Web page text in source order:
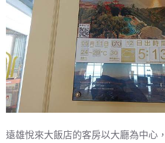
遠雄悅來大飯店的客房以大廳為中心